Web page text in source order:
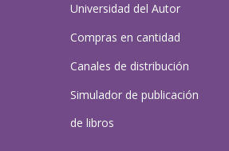
Universidad del Autor
Compras en cantidad
Canales de distribución
Simulador de publicación
de libros